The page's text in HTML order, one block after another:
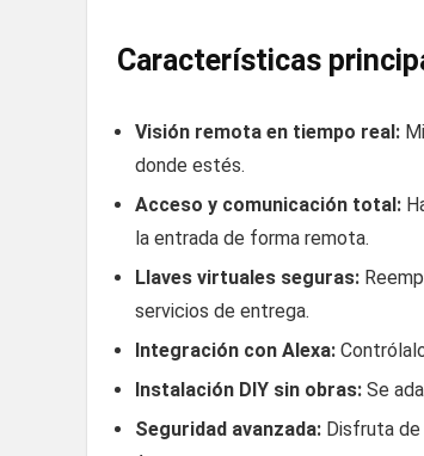
Características
Visión remota en tiempo real:
donde estés.
Acceso y comunicación total:
la entrada de forma remota.
Llaves virtuales seguras:
servicios de entrega.
Integración con Alexa:
Instalación DIY sin obras: Se
Seguridad avanzada: Disfruta